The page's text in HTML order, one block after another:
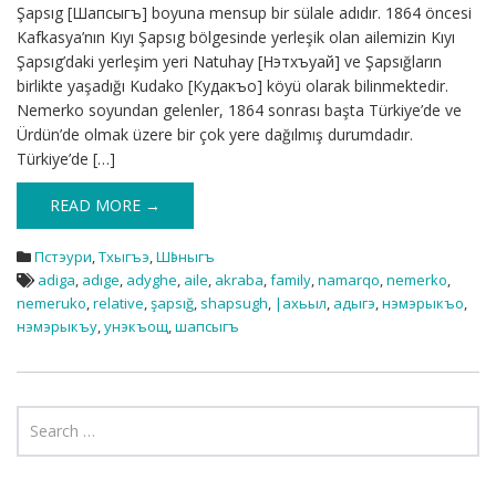
Şapsıg [Шапсыгъ] boyuna mensup bir sülale adıdır. 1864 öncesi
Kafkasya’nın Kıyı Şapsıg bölgesinde yerleşik olan ailemizin Kıyı
Şapsıg’daki yerleşim yeri Natuhay [Нэтхъуай] ve Şapsığların
birlikte yaşadığı Kudako [Кудакъо] köyü olarak bilinmektedir.
Nemerko soyundan gelenler, 1864 sonrası başta Türkiye’de ve
Ürdün’de olmak üzere bir çok yere dağılmış durumdadır.
Türkiye’de […]
READ MORE →
Пстэури,Тхыгъэ,Шӏэныгъ
adiga, adıge, adyghe, aile, akraba,family,namarqo,nemerko,
nemeruko,relative,şapsığ, shapsugh, |ахьыл, адыгэ,нэмэрыкъо,
нэмэрыкъу,унэкъощ,шапсыгъ